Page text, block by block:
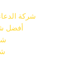
شركة
أفضل